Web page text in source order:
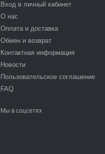
Вход в личный кабинет
О нас
Оплата и доставка
Обмен и возврат
Контактная информация
Новости
Пользовательское соглашение
FAQ
Мы в соцсетях